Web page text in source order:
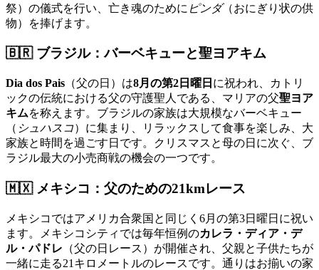
祭）の儀式を行い、亡き魂のために ピンダ（おにぎり状の供
物）を捧げます。
🇧🇷 ブラジル：バーベキューと聖ヨアキム
Dia dos Pais （父の日）は8月の第2日曜日 に祝われ、カトリ
ックの伝統における父の守護聖人である、マリアの父聖ヨア
キムを称えます。ブラジルの家族は大規模なバーベキュー
（ シュハスコ）に集まり、リラックスして食事を楽しみ、大
家族と時間を過ごす日です。クリスマスと母の日に次ぐ、ブ
ラジル最大の小売商戦の機会の一つです。
🇲🇽 メキシコ：父のための21kmレース
メキシコではアメリカ合衆国と同じく6月の第3日曜日に祝い
ます。メキシコシティでは毎年恒例のカレラ・ディア・デ
ル・パドレ （父の日レース）が開催され、父親と子供たちが
一緒に走る21キロメートルのレースです。通りはお揃いの家